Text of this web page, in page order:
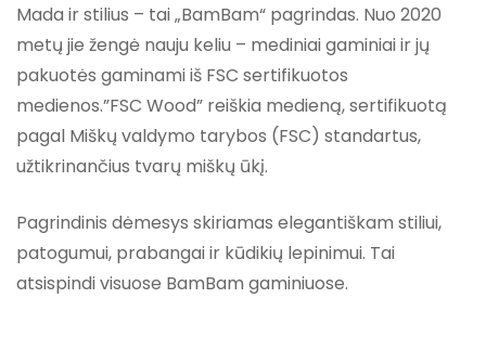
Mada ir stilius – tai „BamBam“ pagrindas. Nuo 2020
metų jie žengė nauju keliu – mediniai gaminiai ir jų
pakuotės gaminami iš FSC sertifikuotos
medienos.”FSC Wood” reiškia medieną, sertifikuotą
pagal Miškų valdymo tarybos (FSC) standartus,
užtikrinančius tvarų miškų ūkį.
Pagrindinis dėmesys skiriamas elegantiškam stiliui,
patogumui, prabangai ir kūdikių lepinimui. Tai
atsispindi visuose BamBam gaminiuose.